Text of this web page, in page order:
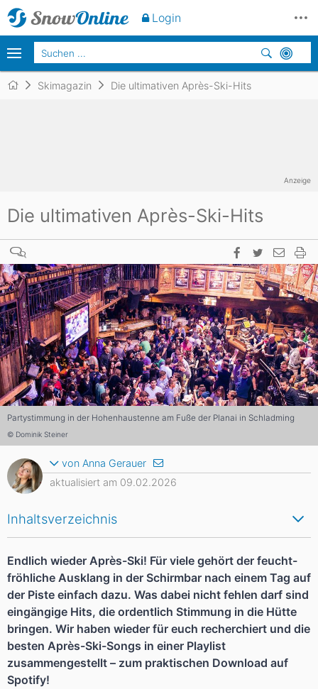
Skimagazin Die ultimativen Après-Ski-Hits
Die ultimativen Après-Ski-Hits
Partystimmung in der Hohenhaustenne am Fuße der Planai in Schladming
© Dominik Steiner
Inhaltsverzeichnis
Endlich wieder Après-Ski! Für viele gehört der feucht-
fröhliche Ausklang in der Schirmbar nach einem Tag auf
der Piste einfach dazu. Was dabei nicht fehlen darf sind
eingängige Hits, die ordentlich Stimmung in die Hütte
bringen. Wir haben wieder für euch recherchiert und die
besten Après-Ski-Songs in einer Playlist
zusammengestellt – zum praktischen Download auf
Spotify!
von Anna Gerauer
aktualisiert am 09.02.2026
Anzeige
Login